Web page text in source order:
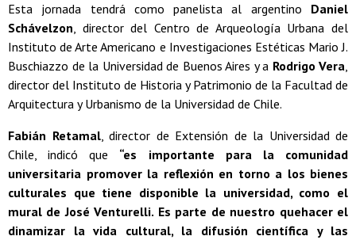
Esta jornada tendrá como panelista al argentino Daniel
Schávelzon, director del Centro de Arqueología Urbana del
Instituto de Arte Americano e Investigaciones Estéticas Mario J.
Buschiazzo de la Universidad de Buenos Aires y a Rodrigo Vera,
director del Instituto de Historia y Patrimonio de la Facultad de
Arquitectura y Urbanismo de la Universidad de Chile.
Fabián Retamal, director de Extensión de la Universidad de
Chile, indicó que “es importante para la comunidad
universitaria promover la reflexión en torno a los bienes
culturales que tiene disponible la universidad, como el
mural de José Venturelli. Es parte de nuestro quehacer el
dinamizar la vida cultural, la difusión científica y las